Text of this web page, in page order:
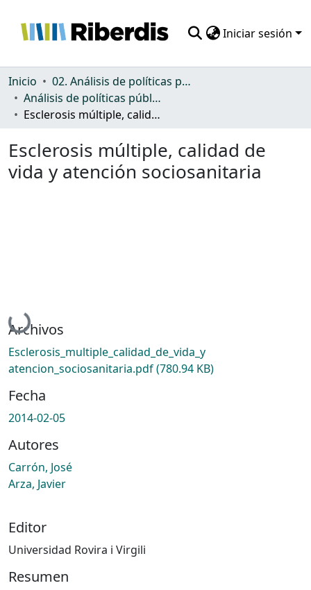
Iniciar sesión
Comunidades
Todo DSpace
Inicio
02. Análisis de políticas públicas y normativa sobre discapacidad
Análisis de políticas públicas y normativa sobre discapacidad
Esclerosis múltiple, calidad de vida y atención sociosanitaria
Esclerosis múltiple, calidad de
vida y atención sociosanitaria
Cargando...
Archivos
Esclerosis_multiple_calidad_de_vida_y
atencion_sociosanitaria.pdf(780.94 KB)
Fecha
2014-02-05
Autores
Carrón, José
Arza, Javier
Editor
Universidad Rovira i Virgili
Resumen